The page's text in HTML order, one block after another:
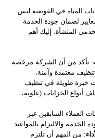
المياه في القويعية ليس
لضمان جودة الخدمة
المنشأة. إليك أهم
: تأكد من أن الشركة مرخصة
معتمدة وآمنة.
خبرة طويلة في تنظيف
أنواع الخزانات (علوية،
العملاء السابقين عبر
والالتزام بالمواعيد.
: من المهم أن تلتزم